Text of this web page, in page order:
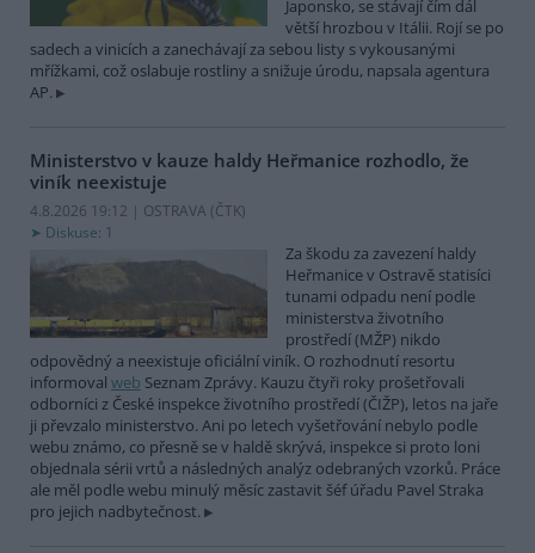
Japonsko, se stávají čím dál
větší hrozbou v Itálii. Rojí se po
sadech a vinicích a zanechávají za sebou listy s vykousanými
mřížkami, což oslabuje rostliny a snižuje úrodu, napsala agentura
AP.
Ministerstvo v kauze haldy Heřmanice rozhodlo, že
viník neexistuje
4.8.2026 19:12 | OSTRAVA (ČTK)
Diskuse: 1
Za škodu za zavezení haldy
Heřmanice v Ostravě statisíci
tunami odpadu není podle
ministerstva životního
prostředí (MŽP) nikdo
odpovědný a neexistuje oficiální viník. O rozhodnutí resortu
informoval web Seznam Zprávy. Kauzu čtyři roky prošetřovali
odborníci z České inspekce životního prostředí (ČIŽP), letos na jaře
ji převzalo ministerstvo. Ani po letech vyšetřování nebylo podle
webu známo, co přesně se v haldě skrývá, inspekce si proto loni
objednala sérii vrtů a následných analýz odebraných vzorků. Práce
ale měl podle webu minulý měsíc zastavit šéf úřadu Pavel Straka
pro jejich nadbytečnost.